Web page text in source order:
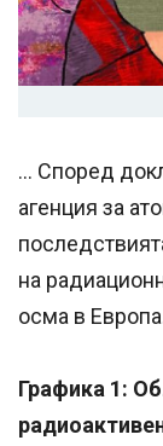
… Според
агенция за
на
осма в
Графика 1: